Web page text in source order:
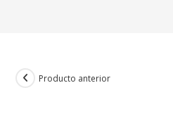
Producto anterior